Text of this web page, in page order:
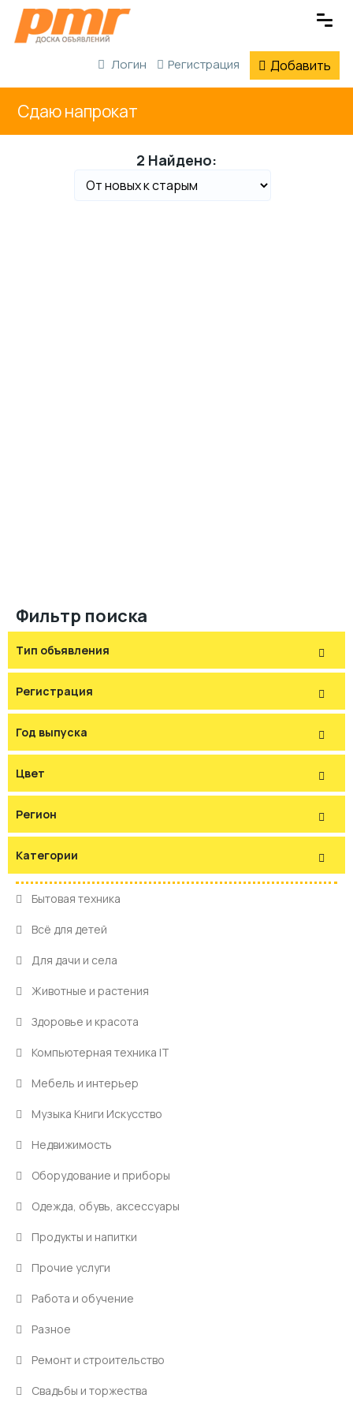
Логин Регистрация Добавить
Сдаю напрокат
2 Найдено:
Фильтр поиска
Тип объявления
Регистрация
Год выпуска
Цвет
Регион
Категории
Бытовая техника
Всё для детей
Для дачи и села
Животные и растения
Здоровье и красота
Компьютерная техника IT
Мебель и интерьер
Музыка Книги Искусство
Недвижимость
Оборудование и приборы
Одежда, обувь, аксессуары
Продукты и напитки
Прочие услуги
Работа и обучение
Разное
Ремонт и строительство
Свадьбы и торжества